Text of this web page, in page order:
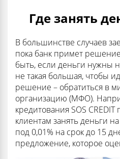
Где занять
В большинстве случаев
пока банк примет
быть, если деньги нужны
не такая большая, чтобы
решение – обратиться в
организацию (МФО).
кредитования SOS
клиентам занять деньги
под 0,01% на срок до 15
предложение, которое